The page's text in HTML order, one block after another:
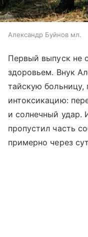
Александр Буйнов мл.
Первый выпуск не
здоровьем. Внук
тайскую больницу,
интоксикацию:
и солнечный удар.
пропустил часть
примерно через